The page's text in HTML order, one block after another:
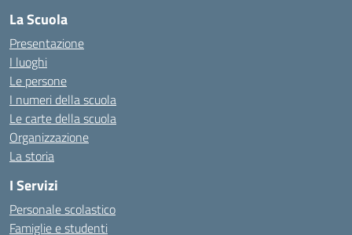
La Scuola
Presentazione
I luoghi
Le persone
I numeri della scuola
Le carte della scuola
Organizzazione
La storia
I Servizi
Personale scolastico
Famiglie e studenti